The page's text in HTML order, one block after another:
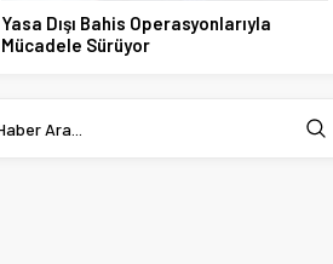
Yasa Dışı Bahis Operasyonlarıyla
Mücadele Sürüyor